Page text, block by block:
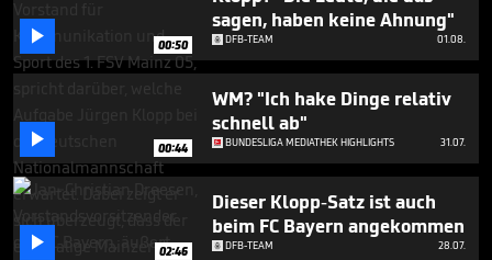
minutes,
seconds
 00:50
sagen, haben keine Ahnung"
DFB-TEAM 01.08.
 00:44
WM? "Ich hake Dinge relativ
schnell ab"
BUNDESLIGA MEDIATHEK HIGHLIGHTS 31.07.
 02:46
Dieser Klopp-Satz ist auch
beim FC Bayern angekommen
DFB-TEAM 28.07.